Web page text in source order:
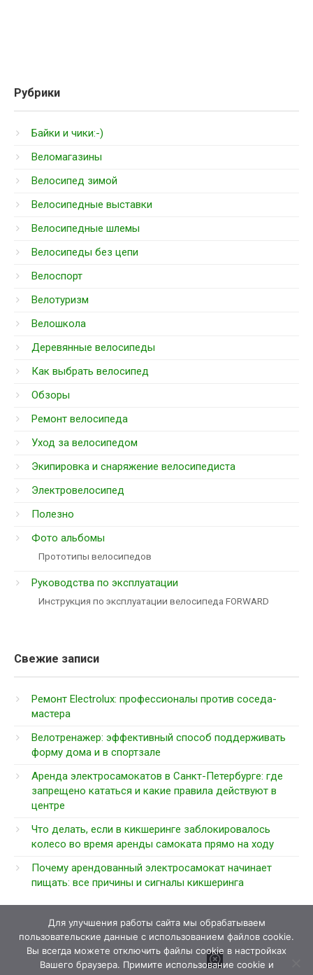
Рубрики
Байки и чики:-)
Веломагазины
Велосипед зимой
Велосипедные выставки
Велосипедные шлемы
Велосипеды без цепи
Велоспорт
Велотуризм
Велошкола
Деревянные велосипеды
Как выбрать велосипед
Обзоры
Ремонт велосипеда
Уход за велосипедом
Экипировка и снаряжение велосипедиста
Электровелосипед
Полезно
Фото альбомы
Прототипы велосипедов
Руководства по эксплуатации
Инструкция по эксплуатации велосипеда FORWARD
Свежие записи
Ремонт Electrolux: профессионалы против соседа-
мастера
Велотренажер: эффективный способ поддерживать
форму дома и в спортзале
Аренда электросамокатов в Санкт-Петербурге: где
запрещено кататься и какие правила действуют в
центре
Что делать, если в кикшеринге заблокировалось
колесо во время аренды самоката прямо на ходу
Почему арендованный электросамокат начинает
пищать: все причины и сигналы кикшеринга
Для улучшения работы сайта мы обрабатываем
пользовательские данные с использованием файлов cookie.
Вы всегда можете отключить файлы cookie в настройках
Вашего браузера. Примите использование cookie и